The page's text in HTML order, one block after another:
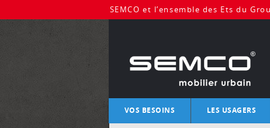
SEMCO et l’ensemble des Ets du
VOS BESOINS LES USAGERS